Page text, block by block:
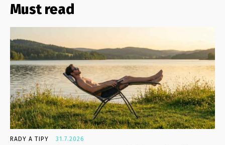
Must read
RADY A TIPY 31.7.2026